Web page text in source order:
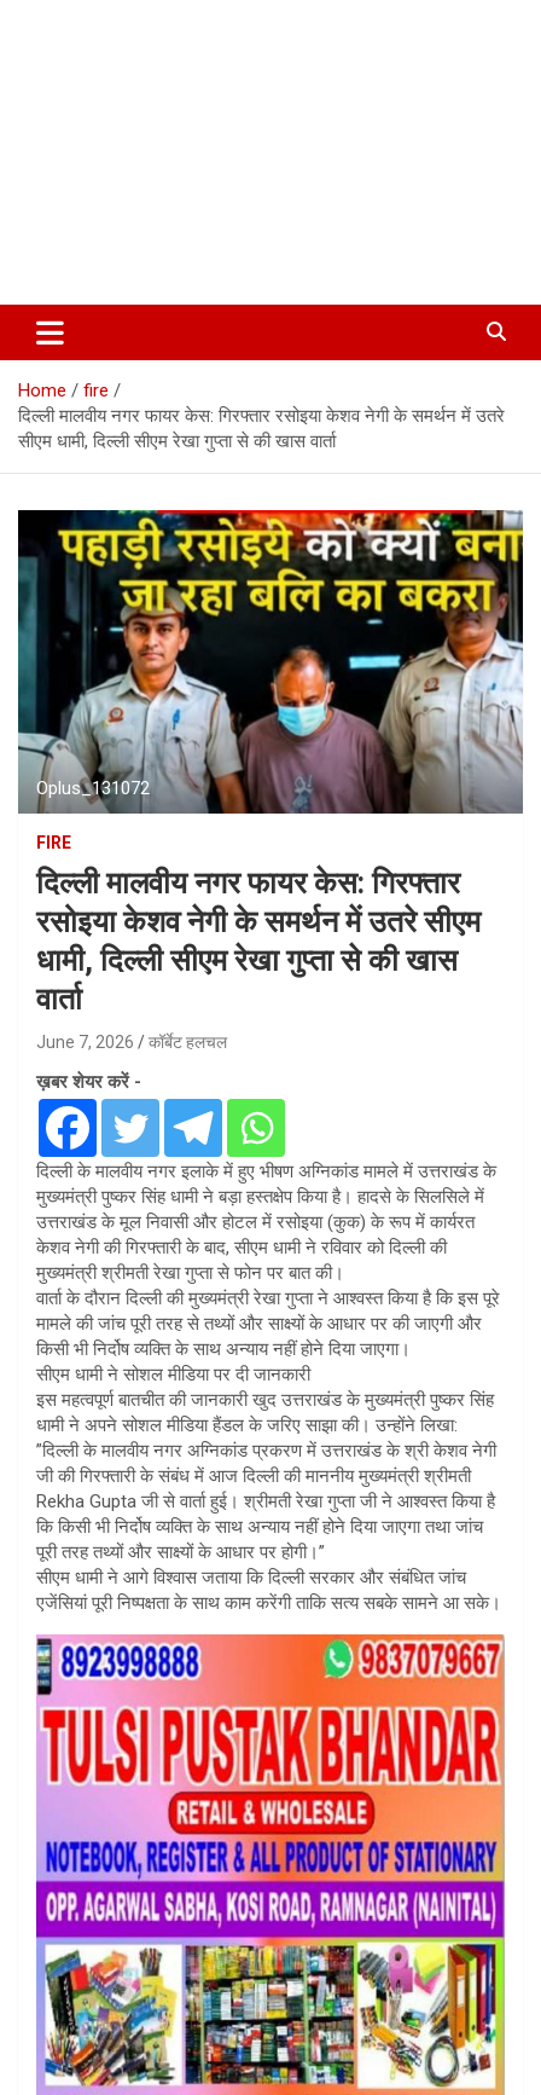
Corbett Halchal (कॉर्बेट हलचल)
Home
fire
दिल्ली मालवीय नगर फायर केस: गिरफ्तार रसोइया केशव नेगी के समर्थन में उतरे
सीएम धामी, दिल्ली सीएम रेखा गुप्ता से की खास वार्ता
Oplus_131072
FIRE
दिल्ली मालवीय नगर फायर केस: गिरफ्तार
रसोइया केशव नेगी के समर्थन में उतरे सीएम
धामी, दिल्ली सीएम रेखा गुप्ता से की खास
वार्ता
June 7, 2026 कॉर्बेट हलचल
ख़बर शेयर करें -
दिल्ली के मालवीय नगर इलाके में हुए भीषण अग्निकांड मामले में उत्तराखंड के
मुख्यमंत्री पुष्कर सिंह धामी ने बड़ा हस्तक्षेप किया है। हादसे के सिलसिले में
उत्तराखंड के मूल निवासी और होटल में रसोइया (कुक) के रूप में कार्यरत
केशव नेगी की गिरफ्तारी के बाद, सीएम धामी ने रविवार को दिल्ली की
मुख्यमंत्री श्रीमती रेखा गुप्ता से फोन पर बात की।
​वार्ता के दौरान दिल्ली की मुख्यमंत्री रेखा गुप्ता ने आश्वस्त किया है कि इस पूरे
मामले की जांच पूरी तरह से तथ्यों और साक्ष्यों के आधार पर की जाएगी और
किसी भी निर्दोष व्यक्ति के साथ अन्याय नहीं होने दिया जाएगा।
​सीएम धामी ने सोशल मीडिया पर दी जानकारी
​इस महत्वपूर्ण बातचीत की जानकारी खुद उत्तराखंड के मुख्यमंत्री पुष्कर सिंह
धामी ने अपने सोशल मीडिया हैंडल के जरिए साझा की। उन्होंने लिखा:
​”दिल्ली के मालवीय नगर अग्निकांड प्रकरण में उत्तराखंड के श्री केशव नेगी
जी की गिरफ्तारी के संबंध में आज दिल्ली की माननीय मुख्यमंत्री श्रीमती
Rekha Gupta जी से वार्ता हुई। श्रीमती रेखा गुप्ता जी ने आश्वस्त किया है
कि किसी भी निर्दोष व्यक्ति के साथ अन्याय नहीं होने दिया जाएगा तथा जांच
पूरी तरह तथ्यों और साक्ष्यों के आधार पर होगी।”
​सीएम धामी ने आगे विश्वास जताया कि दिल्ली सरकार और संबंधित जांच
एजेंसियां पूरी निष्पक्षता के साथ काम करेंगी ताकि सत्य सबके सामने आ सके।